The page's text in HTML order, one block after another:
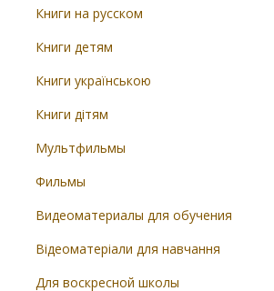
Книги на русском
Книги детям
Книги українською
Книги дітям
Мультфильмы
Фильмы
Видеоматериалы для обучения
Відеоматеріали для навчання
Для воскресной школы